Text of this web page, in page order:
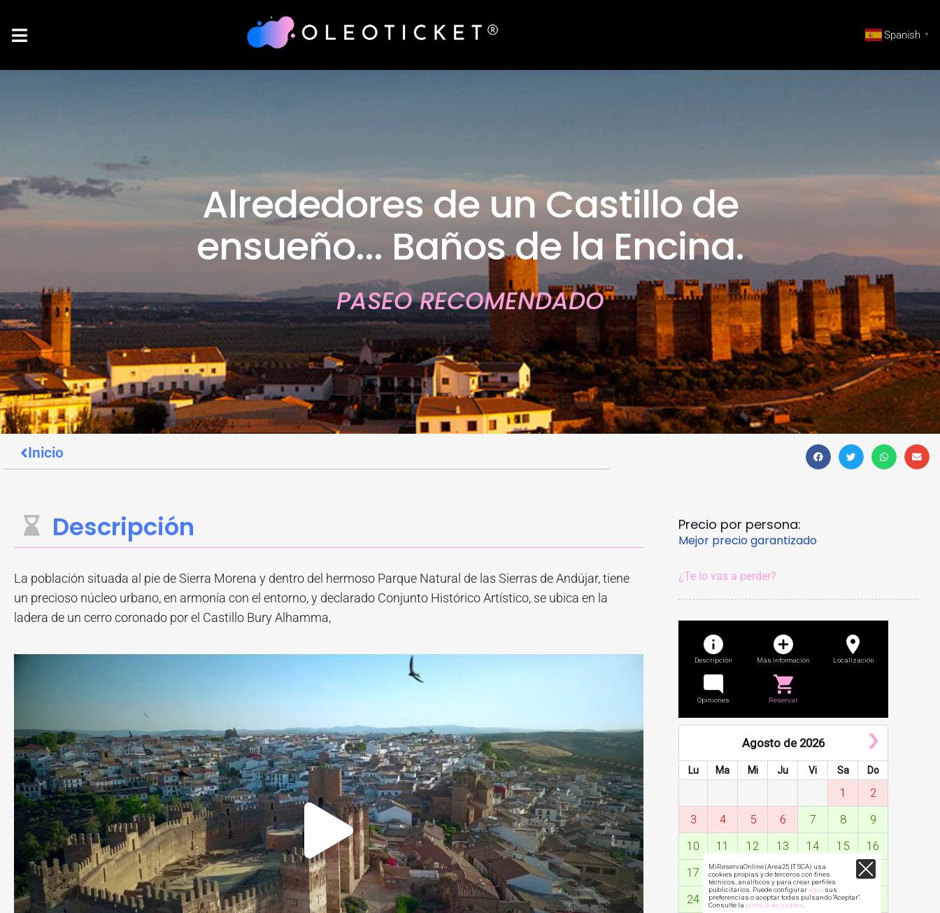
Spanish ▼
Alrededores de un Castillo de
ensueño... Baños de la Encina.
PASEO RECOMENDADO
Inicio
Descripción
La población situada al pie de Sierra Morena y dentro del hermoso Parque Natural de las Sierras de Andújar, tiene
un precioso núcleo urbano, en armonía con el entorno, y declarado Conjunto Histórico Artístico, se ubica en la
ladera de un cerro coronado por el Castillo Bury Alhamma,
Precio por persona:
Mejor precio garantizado
¿Te lo vas a perder?